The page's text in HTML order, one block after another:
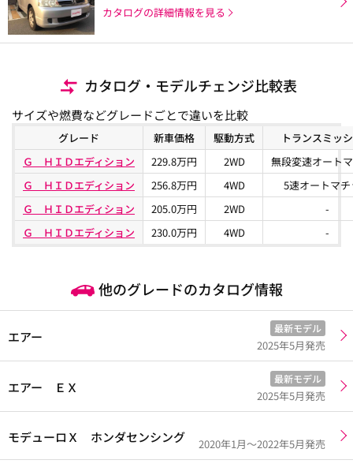
カタログの詳細情報を見る
カタログ・モデルチェンジ比較表
サイズや燃費などグレードごとで違いを比較
グレード 新車価格 駆動方式
トランスミッ
Ｇ ＨＩＤエディション
229.8万円 2WD
無段変速オート
Ｇ ＨＩＤエディション
256.8万円 4WD
5速オートマ
Ｇ ＨＩＤエディション
205.0万円 2WD
-
Ｇ ＨＩＤエディション
230.0万円 4WD -
他のグレードのカタログ情報
エアー
最新モデル
2025年5月発売
エアー ＥＸ
最新モデル
2025年5月発売
モデューロＸ ホンダセンシング 2020年1月～2022年5月発売